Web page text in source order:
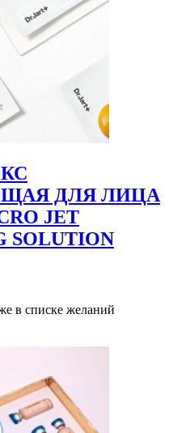
ДЛЯ ЛИЦА
JET
SOLUTION
в списке желаний